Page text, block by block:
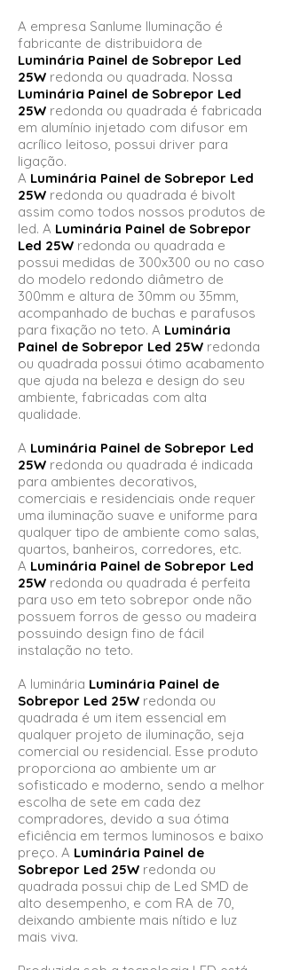
A empresa Sanlume Iluminação é
fabricante de distribuidora de
Luminária Painel de Sobrepor Led
25W redonda ou quadrada. Nossa
Luminária Painel de Sobrepor Led
25W redonda ou quadrada é fabricada
em alumínio injetado com difusor em
acrílico leitoso, possui driver para
ligação.
A Luminária Painel de Sobrepor Led
25W redonda ou quadrada é bivolt
assim como todos nossos produtos de
led. A Luminária Painel de Sobrepor
Led 25W redonda ou quadrada e
possui medidas de 300x300 ou no caso
do modelo redondo diâmetro de
300mm e altura de 30mm ou 35mm,
acompanhado de buchas e parafusos
para fixação no teto. A Luminária
Painel de Sobrepor Led 25W redonda
ou quadrada possui ótimo acabamento
que ajuda na beleza e design do seu
ambiente, fabricadas com alta
qualidade.
A Luminária Painel de Sobrepor Led
25W redonda ou quadrada é indicada
para ambientes decorativos,
comerciais e residenciais onde requer
uma iluminação suave e uniforme para
qualquer tipo de ambiente como salas,
quartos, banheiros, corredores, etc.
A Luminária Painel de Sobrepor Led
25W redonda ou quadrada é perfeita
para uso em teto sobrepor onde não
possuem forros de gesso ou madeira
possuindo design fino de fácil
instalação no teto.
A luminária Luminária Painel de
Sobrepor Led 25W redonda ou
quadrada é um item essencial em
qualquer projeto de iluminação, seja
comercial ou residencial. Esse produto
proporciona ao ambiente um ar
sofisticado e moderno, sendo a melhor
escolha de sete em cada dez
compradores, devido a sua ótima
eficiência em termos luminosos e baixo
preço. A Luminária Painel de
Sobrepor Led 25W redonda ou
quadrada possui chip de Led SMD de
alto desempenho, e com RA de 70,
deixando ambiente mais nítido e luz
mais viva.